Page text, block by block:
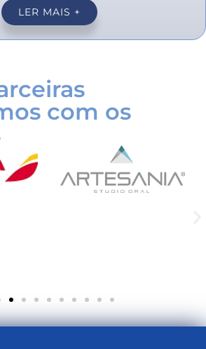
LER MAIS +
com os